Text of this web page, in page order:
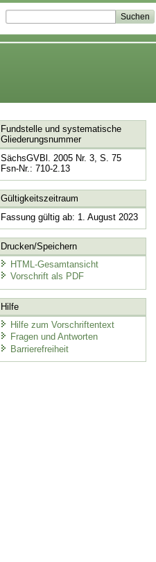
Fundstelle und systematische
Gliederungsnummer
SächsGVBl. 2005 Nr. 3, S. 75
Fsn-Nr.: 710-2.13
Gültigkeitszeitraum
Fassung gültig ab: 1. August 2023
Drucken/Speichern
HTML-Gesamtansicht
Vorschrift als PDF
Hilfe
Hilfe zum Vorschriftentext
Fragen und Antworten
Barrierefreiheit